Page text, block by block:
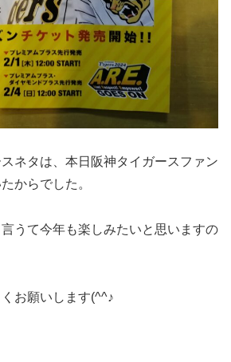
ネタは、本日阪神タイガースファン
からでした。
うて今年も楽しみたいと思いますの
お願いします(^^♪